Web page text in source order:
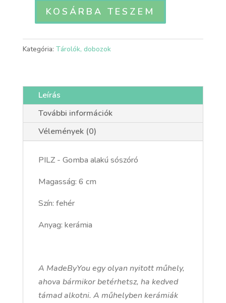
Gomba
mennyiség
KOSÁRBA TESZEM
Kategória: Tárolók, dobozok
Leírás
További információk
Vélemények (0)
PILZ - Gomba alakú sószóró
Magasság: 6 cm
Szín: fehér
Anyag: kerámia
A MadeByYou egy olyan nyitott műhely,
ahova bármikor betérhetsz, ha kedved
támad alkotni. A műhelyben kerámiák